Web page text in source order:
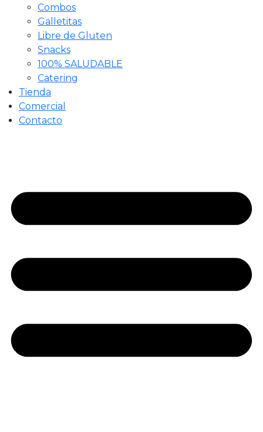
Combos
Galletitas
Libre de Gluten
Snacks
100% SALUDABLE
Catering
Tienda
Comercial
Contacto